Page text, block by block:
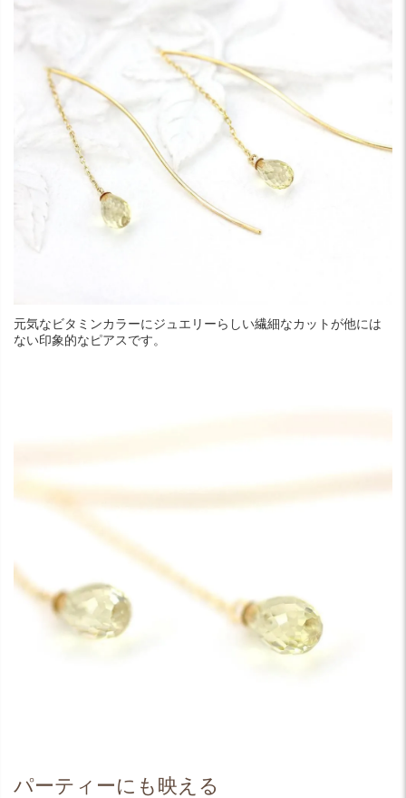
元気なビタミンカラーにジュエリーらしい繊細なカットが他には
ない印象的なピアスです。
パーティーにも映える